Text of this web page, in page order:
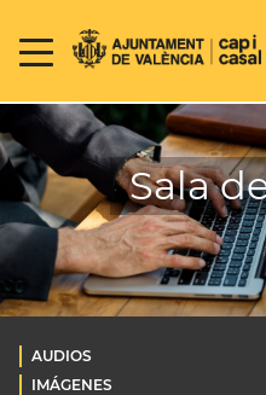
Sala
AUDIOS
IMÁGENES